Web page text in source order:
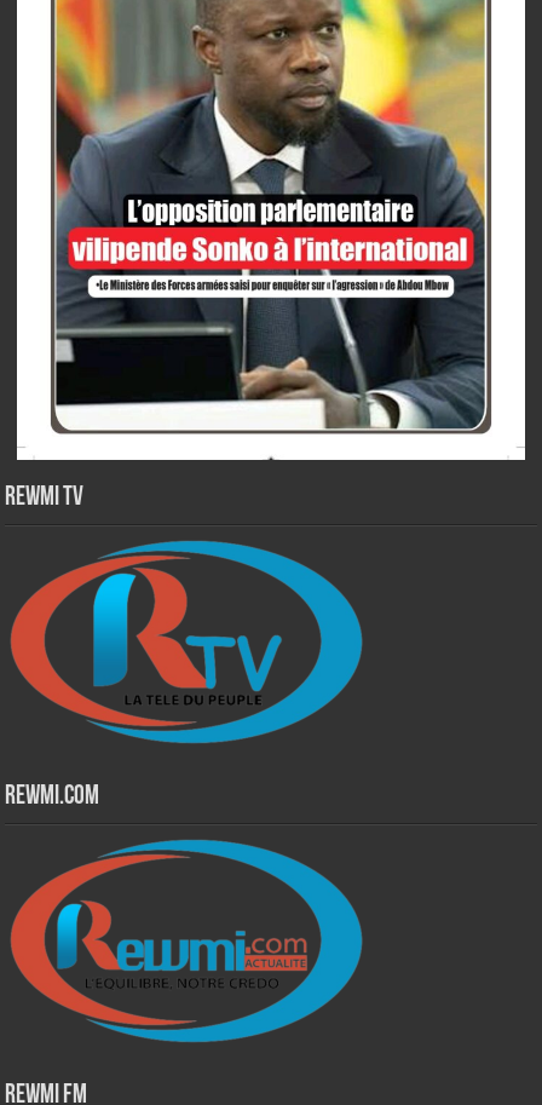
Rewmi TV
Rewmi.Com
Rewmi Fm